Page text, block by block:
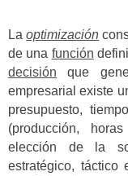
Laoptimización
de una función
decisión que
empresarial existe
presupuesto,
(producción,
elección de la
estratégico, táctico